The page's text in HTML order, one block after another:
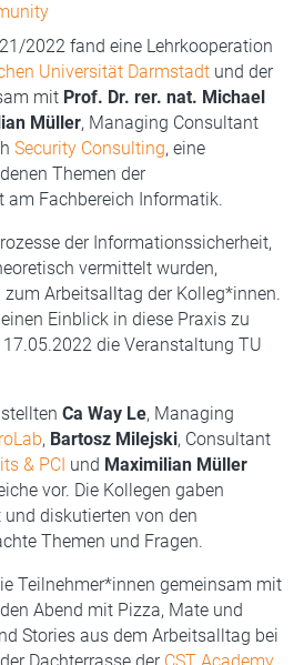
2022 fand eine Lehrkooperation
Universität Darmstadt und der
mit Prof. Dr. rer. nat. Michael
Müller, Managing Consultant
Security Consulting, eine
Themen der
am Fachbereich Informatik.
der Informationssicherheit,
vermittelt wurden,
zum Arbeitsalltag der Kolleg*innen.
Einblick in diese Praxis zu
die Veranstaltung TU
Ca Way Le, Managing
, Bartosz Milejski, Consultant
& PCI und Maximilian Müller
vor. Die Kollegen gaben
diskutierten von den
Themen und Fragen.
Teilnehmer*innen gemeinsam mit
Abend mit Pizza, Mate und
Stories aus dem Arbeitsalltag bei